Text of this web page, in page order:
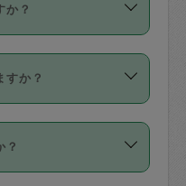
害保険の対象外
ラウンドの方が
々です。
で、各自の得意
ジさんトレーニ
トレーニングの
合格したタスカ
す。
は１件目のレビュ
間内での作業に
は、掃除、洗
たり、人にけが
象で、補償金額
か？
3日後（72時間
能となっていま
をかけることが
すか？
の2種類がありま
？